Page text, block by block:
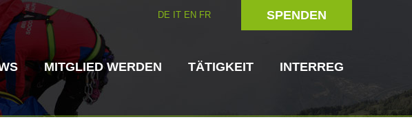
SPENDEN
DE IT EN FR
MITGLIED WERDEN TÄTIGKEIT INTERREG